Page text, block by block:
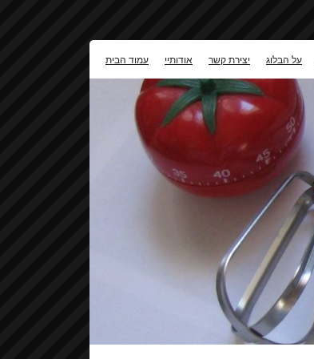
עמוד הבית אודותיי יצירת קשר על הבלוג